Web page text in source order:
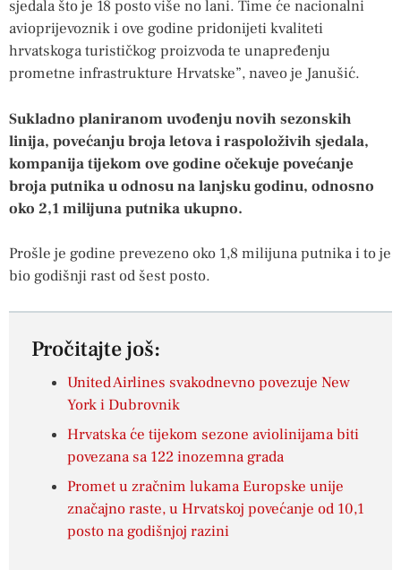
sjedala što je 18 posto više no lani. Time će nacionalni
avioprijevoznik i ove godine pridonijeti kvaliteti
hrvatskoga turističkog proizvoda te unapređenju
prometne infrastrukture Hrvatske”, naveo je Janušić.
Sukladno planiranom uvođenju novih sezonskih
linija, povećanju broja letova i raspoloživih sjedala,
kompanija tijekom ove godine očekuje povećanje
broja putnika u odnosu na lanjsku godinu, odnosno
oko 2,1 milijuna putnika ukupno.
Prošle je godine prevezeno oko 1,8 milijuna putnika i to je
bio godišnji rast od šest posto.
Pročitajte još:
United Airlines svakodnevno povezuje New
York i Dubrovnik
Hrvatska će tijekom sezone aviolinijama biti
povezana sa 122 inozemna grada
Promet u zračnim lukama Europske unije
značajno raste, u Hrvatskoj povećanje od 10,1
posto na godišnjoj razini